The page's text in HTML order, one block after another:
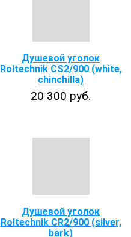
Душевой уголок
Roltechnik CS2/900 (white,
chinchilla)
20 300 руб.
Душевой уголок
Roltechnik CR2/900 (silver,
bark)